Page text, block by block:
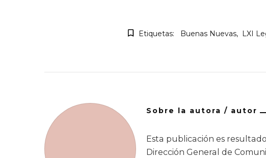
Etiquetas: Buenas Nuevas LXI
Sobre la autora / autor
Esta publicación es
Dirección General de